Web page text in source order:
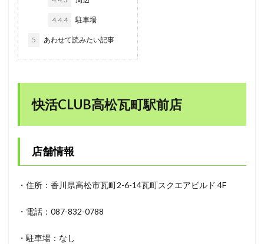
4.4.4 駐車場
5 あわせて読みたい記事
快活CLUB高松瓦町駅前店
店舗情報
・住所：香川県高松市瓦町2-6-14瓦町スクエアビルド 4F
・電話：087-832-0788
・駐車場：なし